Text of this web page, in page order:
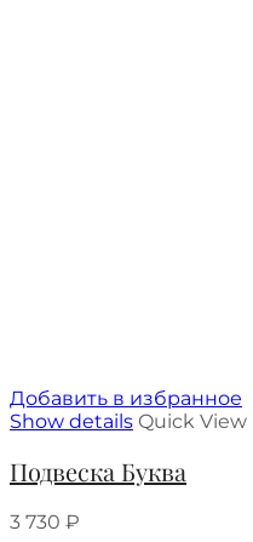
Добавить в избранное
Show details Quick View
Подвеска Буква
3 730 ₽